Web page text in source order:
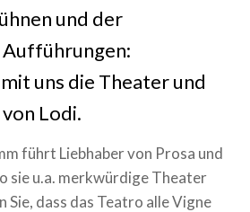
und der
uns die Theater und
Lodi.
führt Liebhaber von Prosa und
sie u.a. merkwürdige Theater
Sie, dass das Teatro alle Vigne